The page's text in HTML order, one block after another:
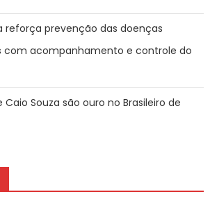
reforça prevenção das doenças
com acompanhamento e controle do
Caio Souza são ouro no Brasileiro de